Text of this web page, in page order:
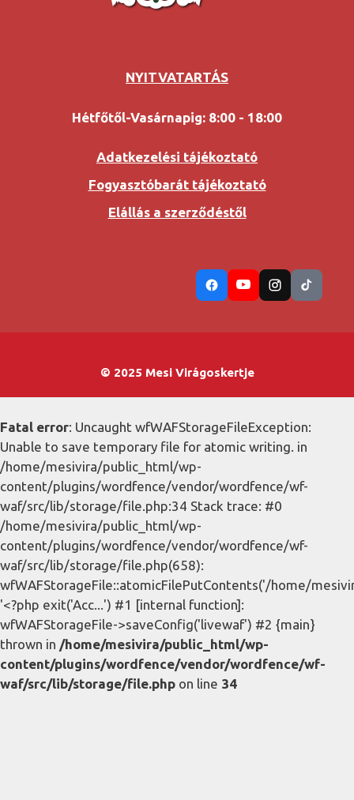
NYITVATARTÁS
Hétfőtől-Vasárnapig: 8:00 - 18:00
Adatkezelési tájékoztató
Fogyasztóbarát tájékoztató
Elállás a szerződéstől
© 2025 Mesi Virágoskertje
Fatal error: Uncaught wfWAFStorageFileException:
Unable to save temporary file for atomic writing. in
/home/mesivira/public_html/wp-
content/plugins/wordfence/vendor/wordfence/wf-
waf/src/lib/storage/file.php:34 Stack trace: #0
/home/mesivira/public_html/wp-
content/plugins/wordfence/vendor/wordfence/wf-
waf/src/lib/storage/file.php(658):
wfWAFStorageFile::atomicFilePutContents('/home/
'<?php exit('Acc...') #1 [internal function]:
wfWAFStorageFile->saveConfig('livewaf') #2 {main}
thrown in /home/mesivira/public_html/wp-
content/plugins/wordfence/vendor/wordfence/wf-
waf/src/lib/storage/file.php on line 34